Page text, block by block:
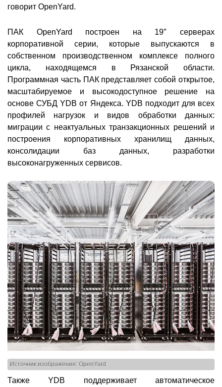
говорит OpenYard.
ПАК OpenYard построен на 19″ серверах
корпоративной серии, которые выпускаются в
собственном производственном комплексе полного
цикла, находящемся в Рязанской области.
Программная часть ПАК представляет собой открытое,
масштабируемое и высокодоступное решение на
основе СУБД YDB от Яндекса. YDB подходит для всех
профилей нагрузок и видов обработки данных:
миграции с неактуальных транзакционных решений и
построения корпоративных хранилищ данных,
консолидации баз данных, разработки
высоконагруженных сервисов.
Источник изображения: OpenYard
Также YDB поддерживает автоматическое